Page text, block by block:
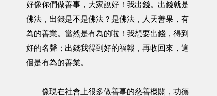
好像你們做善事，大家說好！我出錢。出錢就是
佛法，出錢是不是佛法？是佛法，人天善果，有
為的善業。當然是有為的啦！我想要出錢，得到
好的名聲；出錢我得到好的福報，再收回來，這
個是有為的善業。
像現在社會上很多做善事的慈善機關，功德